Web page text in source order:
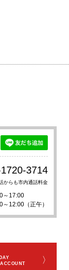
3714
からも市内通話料金
～17:00
～12:00（正午）
〉